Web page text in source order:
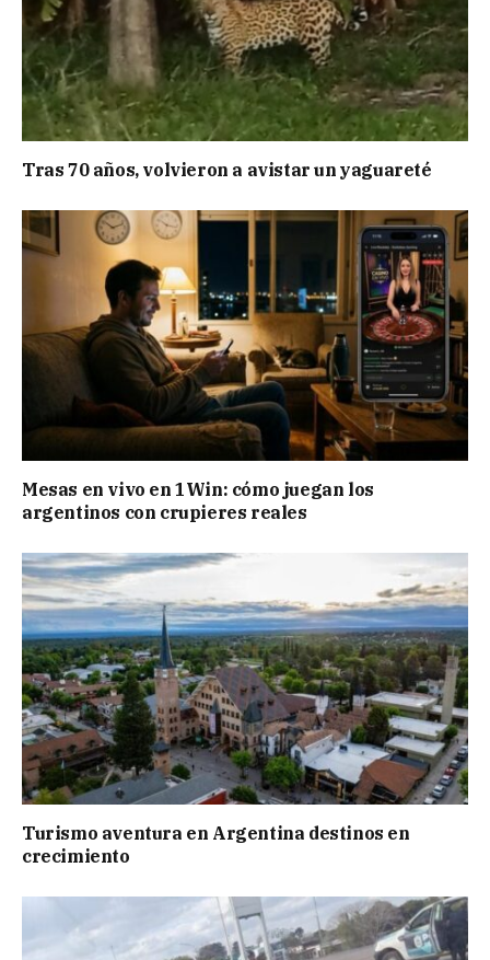
Tras 70 años, volvieron a avistar un yaguareté
Mesas en vivo en 1Win: cómo juegan los
argentinos con crupieres reales
Turismo aventura en Argentina destinos en
crecimiento